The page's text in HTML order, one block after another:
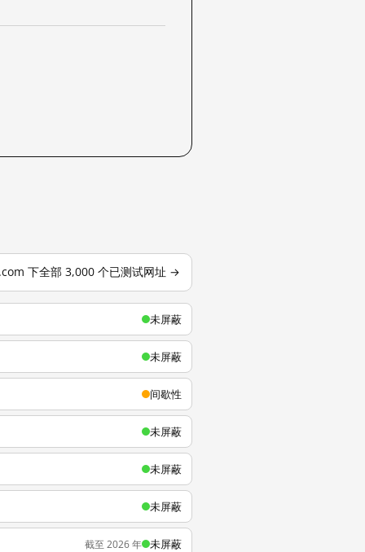
下全部 3,000 个已测试网址 →
未屏蔽
未屏蔽
间歇性
未屏蔽
未屏蔽
未屏蔽
截至 2026 年 未屏蔽